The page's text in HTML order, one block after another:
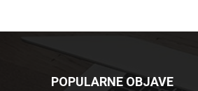
POPULARNE OBJAVE